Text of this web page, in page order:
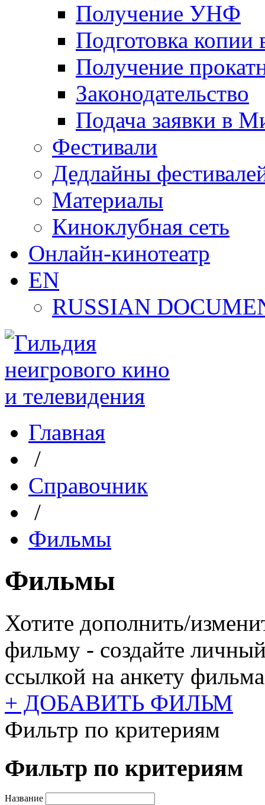
Получение УНФ
Подготовка копии
Получение
Законодательство
Подача заявки в
Фестивали
Дедлайны
Материалы
Киноклубная сеть
Онлайн-кинотеатр
EN
RUSSIAN
Главная
/
Справочник
/
Фильмы
Фильмы
Хотите дополнить/
фильму - создайте
ссылкой на анкету
+ ДОБАВИТЬ ФИЛЬМ
Фильтр по критериям
Фильтр по критериям
Название